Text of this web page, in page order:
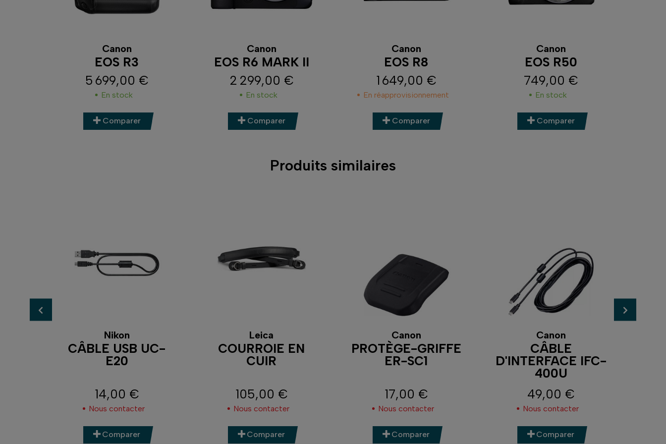
Canon
EOS R3
Prix
5 699,00 €
En stock
Comparer
Canon
EOS R6 MARK II
Prix
2 299,00 €
En stock
Comparer
Canon
EOS R8
Prix
1 649,00 €
En réapprovisionnement
Comparer
Canon
EOS R50
Prix
749,00 €
En stock
Comparer
Produits similaires
Nikon
CÂBLE USB UC-
E20
Prix
14,00 €
Nous contacter
Comparer
Leica
COURROIE EN
CUIR
Prix
105,00 €
Nous contacter
Comparer
Canon
PROTÈGE-GRIFFE
ER-SC1
Prix
17,00 €
Nous contacter
Comparer
Canon
CÂBLE
D'INTERFACE IFC-
400U
Prix
49,00 €
Nous contacter
Comparer